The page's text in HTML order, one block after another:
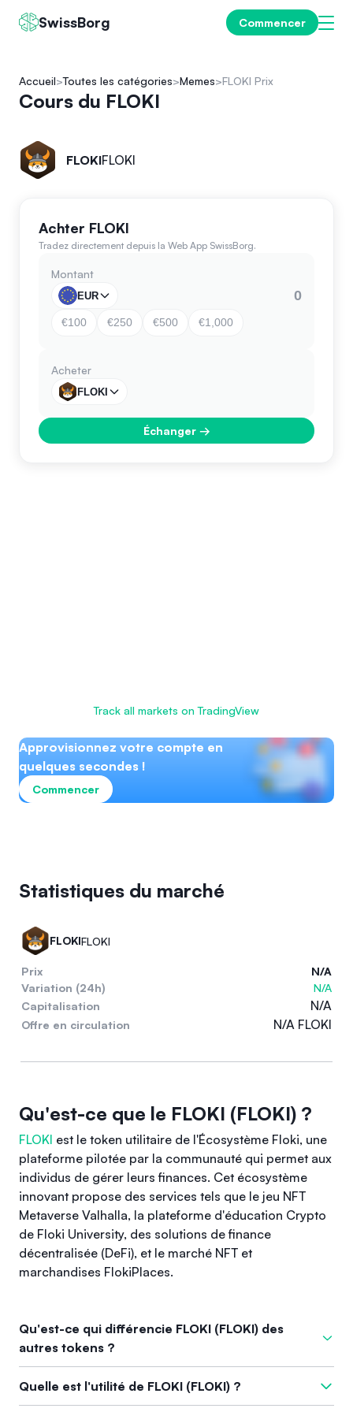
SwissBorg Commencer
Accueil Toutes les catégories Memes FLOKI Prix
Cours du FLOKI
FLOKIFLOKI
Achter FLOKI
Tradez directement depuis la Web App SwissBorg.
Montant
EUR
€100 €250 €500 €1,000
Acheter
FLOKI
Échanger→
Track all markets on TradingView
Approvisionnez votre compte en
quelques secondes !
Commencer
Statistiques du marché
FLOKIFLOKI
Prix
N/A
Variation (24h)
N/A
Capitalisation
N/A
Offre en circulation N/A FLOKI
Qu'est-ce que le FLOKI (FLOKI) ?
FLOKI est le token utilitaire de l'Écosystème Floki, une
plateforme pilotée par la communauté qui permet aux
individus de gérer leurs finances. Cet écosystème
innovant propose des services tels que le jeu NFT
Metaverse Valhalla, la plateforme d'éducation Crypto
de Floki University, des solutions de finance
décentralisée (DeFi), et le marché NFT et
marchandises FlokiPlaces.
Qu'est-ce qui différencie FLOKI (FLOKI) des
autres tokens ?
Ce qui distingueFLOKIest sa combinaison unique de
fonctionnalités utilitaires qui favorisent l'engagement et
Quelle est l'utilité de FLOKI (FLOKI) ?